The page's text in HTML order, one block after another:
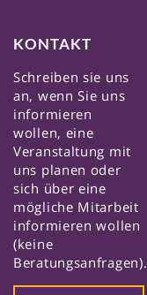
KONTAKT
Schreiben sie uns
an, wenn Sie uns
informieren
wollen, eine
Veranstaltung mit
uns planen oder
sich über eine
mögliche Mitarbeit
informieren wollen
(keine
Beratungsanfragen).